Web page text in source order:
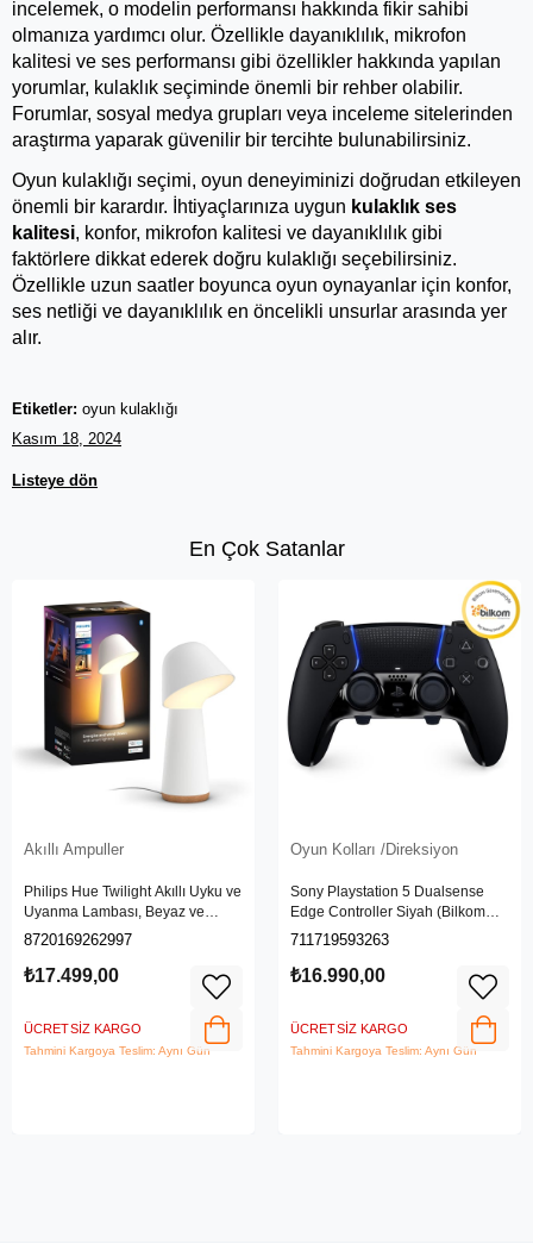
incelemek, o modelin performansı hakkında fikir sahibi
olmanıza yardımcı olur. Özellikle dayanıklılık, mikrofon
kalitesi ve ses performansı gibi özellikler hakkında yapılan
yorumlar, kulaklık seçiminde önemli bir rehber olabilir.
Forumlar, sosyal medya grupları veya inceleme sitelerinden
araştırma yaparak güvenilir bir tercihte bulunabilirsiniz.
Oyun kulaklığı seçimi, oyun deneyiminizi doğrudan etkileyen
önemli bir karardır. İhtiyaçlarınıza uygun kulaklık ses
kalitesi, konfor, mikrofon kalitesi ve dayanıklılık gibi
faktörlere dikkat ederek doğru kulaklığı seçebilirsiniz.
Özellikle uzun saatler boyunca oyun oynayanlar için konfor,
ses netliği ve dayanıklılık en öncelikli unsurlar arasında yer
alır.
Etiketler: oyun kulaklığı
Kasım 18, 2024
Listeye dön
En Çok Satanlar
Akıllı Ampuller
Philips Hue Twilight Akıllı Uyku ve
Uyanma Lambası, Beyaz ve
Renkli Işık, Alexa, Apple Home ve
8720169262997
₺17.499,00
ÜCRETSIZ KARGO
Tahmini Kargoya Teslim: Aynı Gün
Oyun Kolları /Direksiyon
Sony Playstation 5 Dualsense
Edge Controller Siyah (Bilkom
Garantili)
711719593263
₺16.990,00
ÜCRETSIZ KARGO
Tahmini Kargoya Teslim: Aynı Gün